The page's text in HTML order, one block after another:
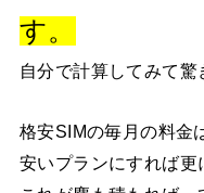
す。
自分で計算してみて驚
格安SIMの毎月の料金
安いプランにすれば更